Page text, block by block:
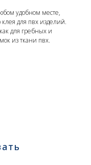
удобном месте,
для пвх изделий.
для гребных и
из ткани пвх.